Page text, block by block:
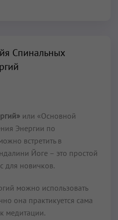
Спинальных
или «Основной
Энергии по
встретить в
Йоге – это простой
для новичков.
можно использовать
она практикуется сама
медитации.